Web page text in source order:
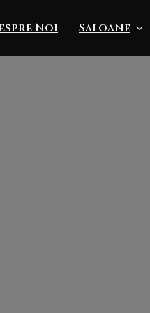
Noi Saloane